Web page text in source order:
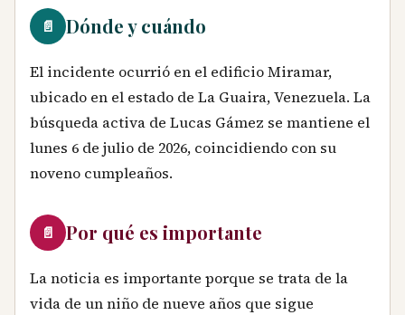
📄 Dónde y cuándo
El incidente ocurrió en el edificio Miramar,
ubicado en el estado de La Guaira, Venezuela. La
búsqueda activa de Lucas Gámez se mantiene el
lunes 6 de julio de 2026, coincidiendo con su
noveno cumpleaños.
📄 Por qué es importante
La noticia es importante porque se trata de la
vida de un niño de nueve años que sigue